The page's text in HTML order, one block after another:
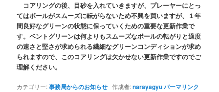
コアリングの後、目砂を入れていきますが、プレーヤーにとっ
てはボールがスムーズに転がらないため不興を買いますが、１年
間良好なグリーンの状態に保っていくための重要な更新作業で
す。ベントグリーンは何よりもスムーズなボールの転がりと適度
の速さと堅さが求められる繊細なグリーンコンディションが求め
られますので、このコアリングは欠かせない更新作業ですのでご
理解ください。
カテゴリー:事務局からのお知らせ 作成者:narayagyuパーマリンク